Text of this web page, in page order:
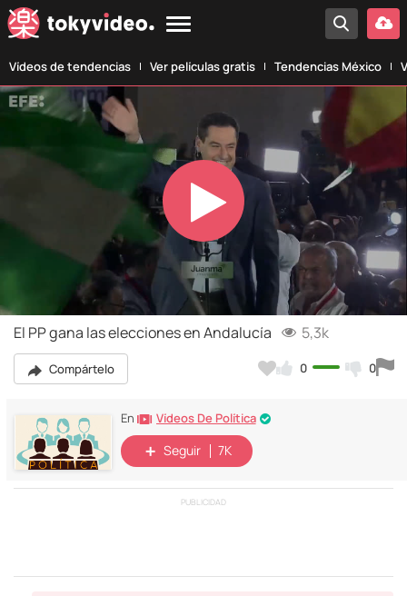
Vídeos de tendencias Ver películas gratis Tendencias México
Play
Video
El PP gana las elecciones en Andalucía 5,3k
Compártelo 0 0
En Vídeos De Política
Seguir 7K
PUBLICIDAD